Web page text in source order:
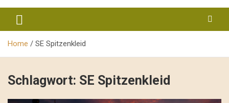
Vogtlandstreicher
Home SE Spitzenkleid
Schlagwort: SE Spitzenkleid